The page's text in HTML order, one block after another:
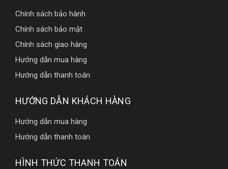
Chính sách bảo hành
Chính sách bảo mật
Chính sách giao hàng
Hướng dẫn mua hàng
Hướng dẫn thanh toán
HƯỚNG DẪN KHÁCH HÀNG
Hướng dẫn mua hàng
Hướng dẫn thanh toán
HÌNH THỨC THANH TOÁN